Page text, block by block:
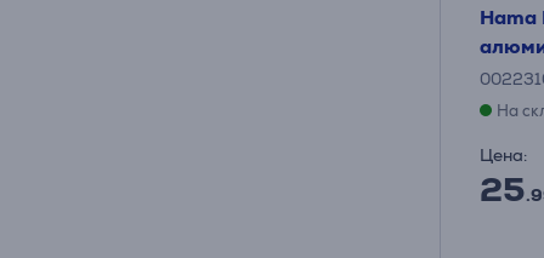
Hama
На
Цена:
25